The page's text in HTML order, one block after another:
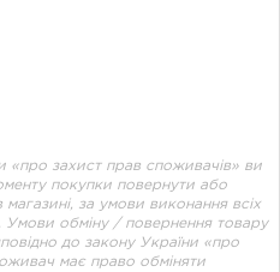
«про захист прав споживачів» ви
покупки повернути або
за умови виконання всіх
Умови обміну / повернення товару
до закону України «про
має право обміняти